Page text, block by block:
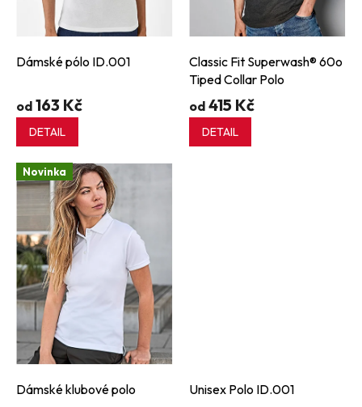
Dámské pólo ID.001
od 163 Kč
DETAIL
Classic Fit Superwash® 60o
Tiped Collar Polo
od 415 Kč
DETAIL
Novinka
Dámské klubové polo Unisex Polo ID.001